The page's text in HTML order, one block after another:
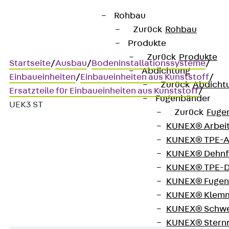
Rohbau
Zurück Rohbau
Produkte
Zurück Produkte
Abdichtung
Zurück
Fugenbänder
Zurück
KUNEX®
KUNEX®
KUNEX®
KUNEX®
KUNEX®
KUNEX®
KUNEX®
KUNEX®
Startseite/Ausbau/Bodeninstallationssysteme/
Einbaueinheiten/Einbaueinheiten aus Kunststoff/
Ersatzteile für Einbaueinheiten aus Kunststoff/
UEK3 ST